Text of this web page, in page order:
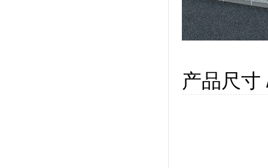
产品尺寸